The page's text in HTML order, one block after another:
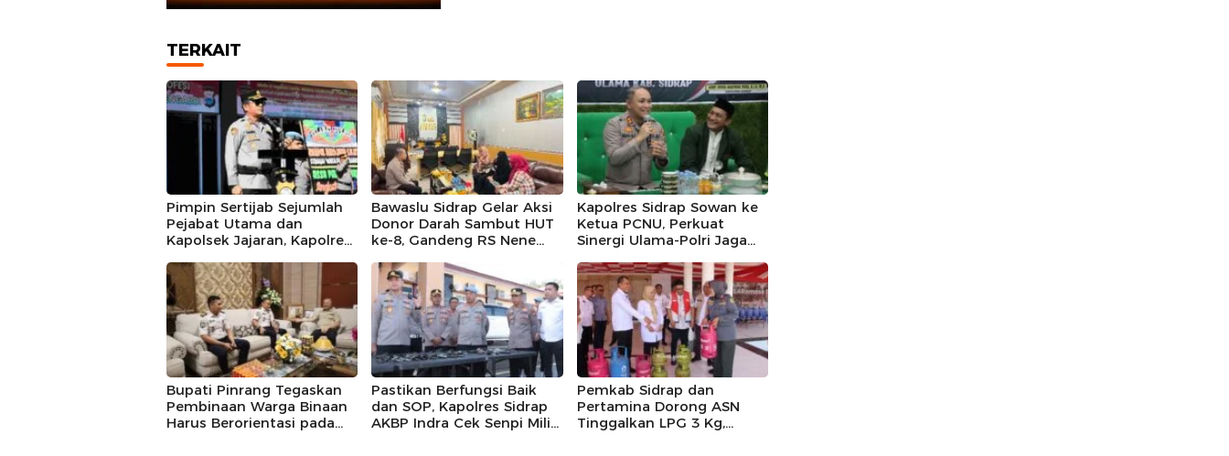
TERKAIT
Pimpin Sertijab Sejumlah
Pejabat Utama dan
Kapolsek Jajaran, Kapolres
Kinerja Organisasi
Bawaslu Sidrap Gelar Aksi
Donor Darah Sambut HUT
ke-8, Gandeng RS Nene
Kapolres Sidrap Sowan ke
Ketua PCNU, Perkuat
Sinergi Ulama-Polri Jaga
Bupati Pinrang Tegaskan
Pembinaan Warga Binaan
Harus Berorientasi pada
Pastikan Berfungsi Baik
dan SOP, Kapolres Sidrap
AKBP Indra Cek Senpi Milik
Pemkab Sidrap dan
Pertamina Dorong ASN
Tinggalkan LPG 3 Kg,